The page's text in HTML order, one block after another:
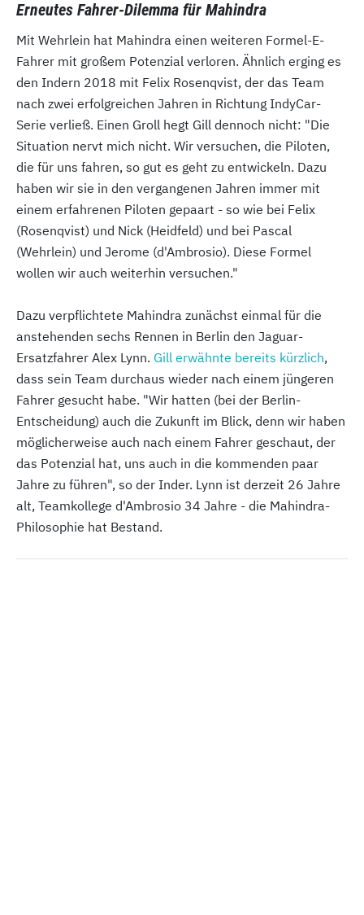
Erneutes Fahrer-Dilemma für Mahindra
Mit Wehrlein hat Mahindra einen weiteren Formel-E-
Fahrer mit großem Potenzial verloren. Ähnlich erging es
den Indern 2018 mit Felix Rosenqvist, der das Team
nach zwei erfolgreichen Jahren in Richtung IndyCar-
Serie verließ. Einen Groll hegt Gill dennoch nicht: "Die
Situation nervt mich nicht. Wir versuchen, die Piloten,
die für uns fahren, so gut es geht zu entwickeln. Dazu
haben wir sie in den vergangenen Jahren immer mit
einem erfahrenen Piloten gepaart - so wie bei Felix
(Rosenqvist) und Nick (Heidfeld) und bei Pascal
(Wehrlein) und Jerome (d'Ambrosio). Diese Formel
wollen wir auch weiterhin versuchen."
Dazu verpflichtete Mahindra zunächst einmal für die
anstehenden sechs Rennen in Berlin den Jaguar-
Ersatzfahrer Alex Lynn. Gill erwähnte bereits kürzlich,
dass sein Team durchaus wieder nach einem jüngeren
Fahrer gesucht habe. "Wir hatten (bei der Berlin-
Entscheidung) auch die Zukunft im Blick, denn wir haben
möglicherweise auch nach einem Fahrer geschaut, der
das Potenzial hat, uns auch in die kommenden paar
Jahre zu führen", so der Inder. Lynn ist derzeit 26 Jahre
alt, Teamkollege d'Ambrosio 34 Jahre - die Mahindra-
Philosophie hat Bestand.